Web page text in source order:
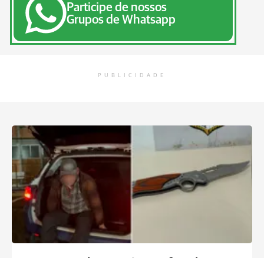
Participe de nossos
Grupos de Whatsapp
PUBLICIDADE